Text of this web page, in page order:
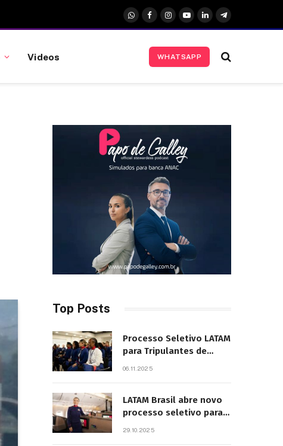
WhatsApp
FacebookInstagram
YouTubeLinkedInTelegrama
Videos WHATSAPP
Top Posts
Processo Seletivo LATAM
para Tripulantes de
06.11.2025
LATAM Brasil abre novo
processo seletivo para
29.10.2025